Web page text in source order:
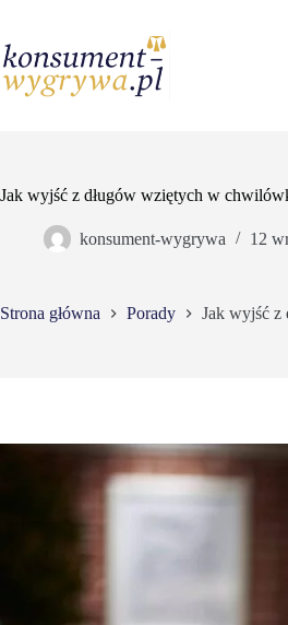
treści
Jak wyjść z długów wziętych w
konsument-wygrywa 12
Strona główna Porady Jak wyjść z